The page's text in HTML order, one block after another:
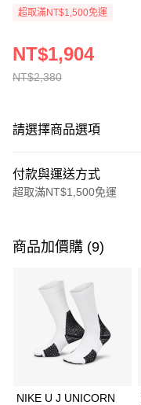
超取滿NT$1,500免運
NT$2,380
NT$1,904
請選擇商品選項
付款與運送方式
超取滿NT$1,500免運
信用卡一次付款
3 期 0 利率 每期
合作金庫商業銀行
華南商業銀行
上海商業儲蓄銀行
Apple Pay
商品加價購 (9)
NIKE U J UNICORN